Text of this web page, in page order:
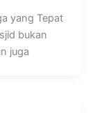
yang Tepat
bukan
juga